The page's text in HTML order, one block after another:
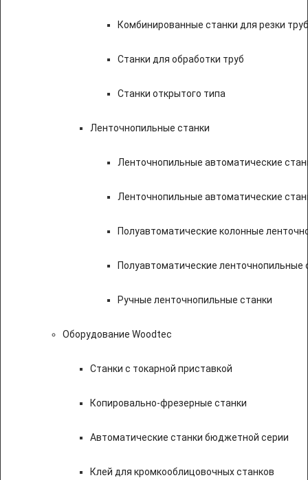
Комбинированные станки для резки
Станки для обработки труб
Станки открытого типа
Ленточнопильные станки
Ленточнопильные автоматические
Ленточнопильные автоматические
Полуавтоматические колонные
Полуавтоматические ленточнопильные
Ручные ленточнопильные станки
Оборудование Woodtec
Станки с токарной приставкой
Копировально-фрезерные станки
Автоматические станки бюджетной серии
Клей для кромкооблицовочных станков